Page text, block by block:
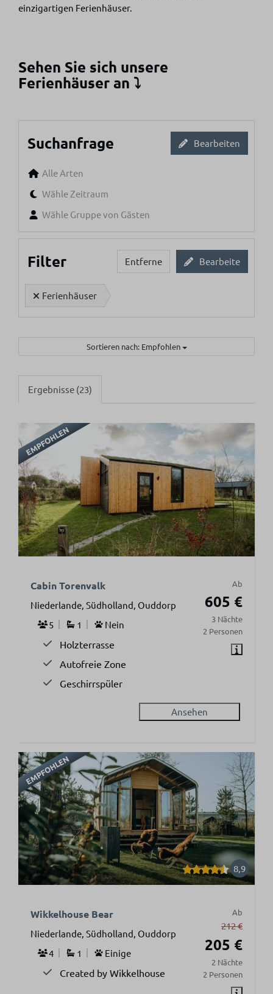
einzigartigen Ferienhäuser.
Sehen Sie sich unsere
Ferienhäuser an ⤵
Suchanfrage Bearbeiten
Alle Arten
Wähle Zeitraum
Wähle Gruppe von Gästen
Filter Entferne Bearbeite
Ferienhäuser
Sortieren nach: Empfohlen
Ergebnisse (23)
EMPFOHLEN
Ab
605 €
3 Nächte
2 Personen
Cabin Torenvalk
Niederlande, Südholland, Ouddorp
5
1 Nein
Holzterrasse
Autofreie Zone
Geschirrspüler
Ansehen
EMPFOHLEN
8,9
Ab
212 €
205 €
2 Nächte
2 Personen
Wikkelhouse Bear
Niederlande, Südholland, Ouddorp
4
1 Einige
Created by Wikkelhouse